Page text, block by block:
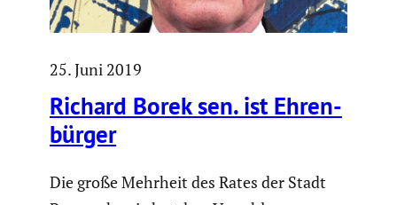
25. Juni 2019
Richard Borek sen. ist Ehren­
bürger
Die große Mehrheit des Rates der Stadt